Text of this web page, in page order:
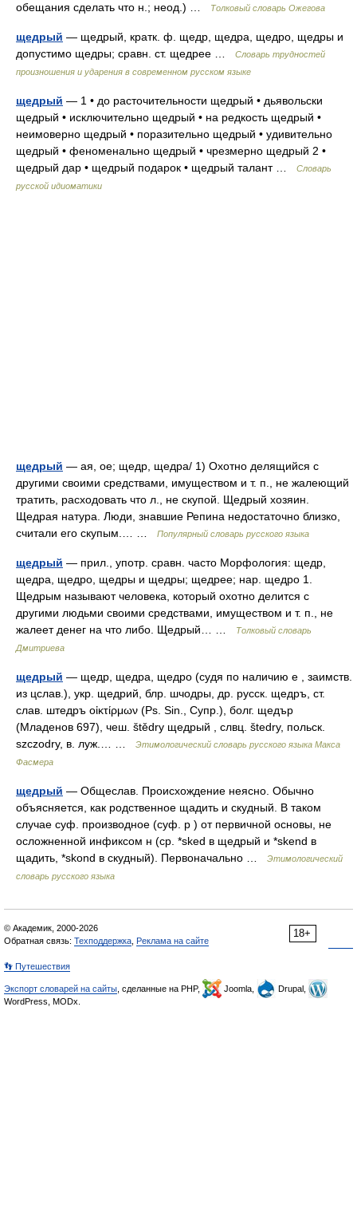
обещания сделать что н.; неод.) …
Толковый словарь Ожегова
щедрый — щедрый, кратк. ф. щедр, щедра, щедро, щедры и
допустимо щедры; сравн. ст. щедрее …
Словарь трудностей
произношения и ударения в современном русском языке
щедрый — 1 • до расточительности щедрый • дьявольски
щедрый • исключительно щедрый • на редкость щедрый •
неимоверно щедрый • поразительно щедрый • удивительно
щедрый • феноменально щедрый • чрезмерно щедрый 2 •
щедрый дар • щедрый подарок • щедрый талант …
Словарь
русской идиоматики
щедрый — ая, ое; щедр, щедра/ 1) Охотно делящийся с
другими своими средствами, имуществом и т. п., не жалеющий
тратить, расходовать что л., не скупой. Щедрый хозяин.
Щедрая натура. Люди, знавшие Репина недостаточно близко,
считали его скупым.… …
Популярный словарь русского языка
щедрый — прил., употр. сравн. часто Морфология: щедр,
щедра, щедро, щедры и щедры; щедрее; нар. щедро 1.
Щедрым называют человека, который охотно делится с
другими людьми своими средствами, имуществом и т. п., не
жалеет денег на что либо. Щедрый… …
Толковый словарь
Дмитриева
щедрый — щедр, щедра, щедро (судя по наличию е , заимств.
из цслав.), укр. щедрий, блр. шчодры, др. русск. щедръ, ст.
слав. штедръ οἰκτίρμων (Рs. Sin., Супр.), болг. щедър
(Младенов 697), чеш. štědry щедрый , слвц. štedry, польск.
szczodry, в. луж.… …
Этимологический словарь русского языка Макса
Фасмера
щедрый — Общеслав. Происхождение неясно. Обычно
объясняется, как родственное щадить и скудный. В таком
случае суф. производное (суф. р ) от первичной основы, не
осложненной инфиксом н (ср. *sked в щедрый и *skend в
щадить, *skond в скудный). Первоначально …
Этимологический
словарь русского языка
18+
© Академик, 2000-2026
Обратная связь: Техподдержка Реклама на сайте
👣 Путешествия
Экспорт словарей на сайты , сделанные на PHP, Joomla,
Drupal,
WordPress, MODx.